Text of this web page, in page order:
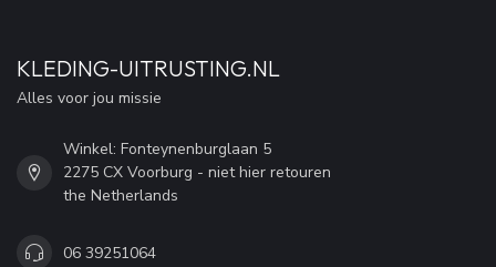
KLEDING-UITRUSTING.NL
Alles voor jou missie
Winkel: Fonteynenburglaan 5
2275 CX Voorburg - niet hier retouren
the Netherlands
06 39251064